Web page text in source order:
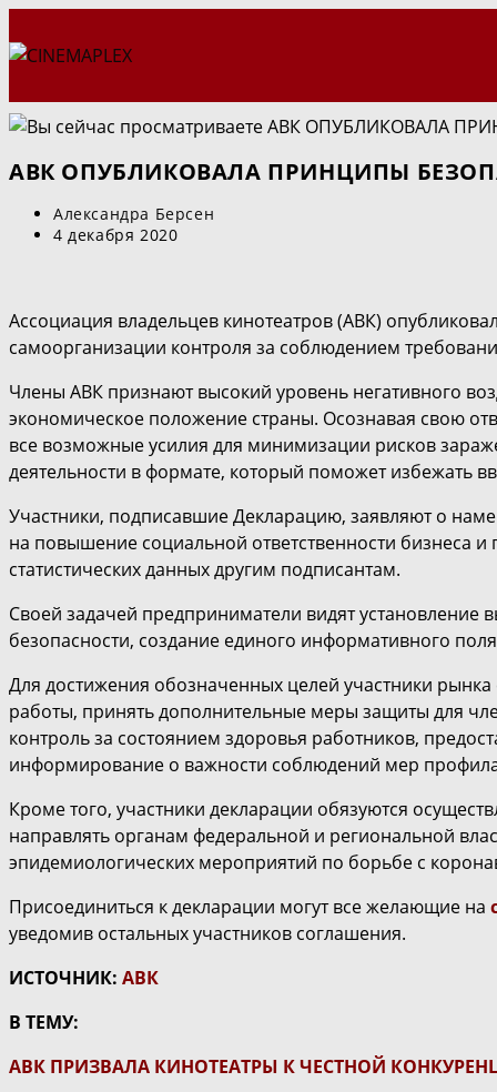
к
АВК ОПУБЛИКОВАЛА ПРИНЦИПЫ
Автор
записи:
Александра Берсен
Запись
4 декабря 2020
Ассоциация владельцев кинотеатров (АВК)
самоорганизации контроля за соблюдением
Члены АВК признают высокий уровень негативного
экономическое положение страны. Осознавая свою
все возможные усилия для минимизации рисков
деятельности в формате, который поможет избежать
Участники, подписавшие Декларацию, заявляют о
на повышение социальной ответственности бизнеса
статистических данных другим подписантам.
Своей задачей предприниматели видят установление
безопасности, создание единого информативного
Для достижения обозначенных целей участники
работы, принять дополнительные меры защиты для
контроль за состоянием здоровья работников,
информирование о важности соблюдений мер
Кроме того, участники декларации обязуются
направлять органам федеральной и региональной
эпидемиологических мероприятий по борьбе с
Присоединиться к декларации могут все желающие на
уведомив остальных участников соглашения.
ИСТОЧНИК: АВК
В ТЕМУ:
АВК ПРИЗВАЛА КИНОТЕАТРЫ К ЧЕСТНОЙ